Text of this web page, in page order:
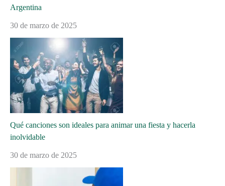
Argentina
30 de marzo de 2025
Qué canciones son ideales para animar una fiesta y hacerla
inolvidable
30 de marzo de 2025